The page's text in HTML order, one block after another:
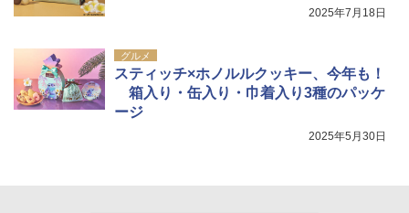
2025年7月18日
グルメ
スティッチ×ホノルルクッキー、今年も！
箱入り・缶入り・巾着入り3種のパッケ
ージ
2025年5月30日